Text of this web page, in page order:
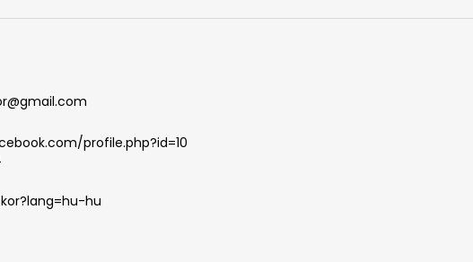
@gmail.com
profile.php?id=10
hu